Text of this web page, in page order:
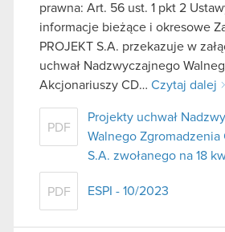
prawna: Art. 56 ust. 1 pkt 2
informacje bieżące i okresowe
PROJEKT S.A. przekazuje w
uchwał Nadzwyczajnego
Akcjonariuszy CD… Czytaj dalej
PDF
Projekty uchwał
Walnego Zgromadzenia
S.A. zwołanego na 18
PDF ESPI - 10/2023